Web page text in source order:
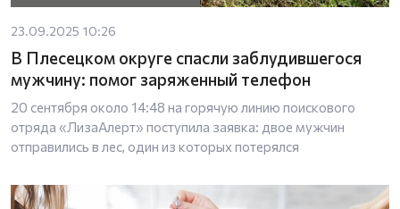
23.09.2025 10:26
В Плесецком округе спасли заблудившегося
мужчину: помог заряженный телефон
20 сентября около 14:48 на горячую линию поискового
отряда «ЛизаАлерт» поступила заявка: двое мужчин
отправились в лес, один из которых потерялся